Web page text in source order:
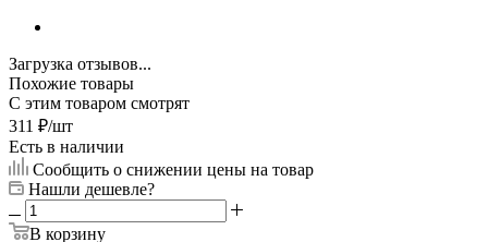
Загрузка отзывов...
Похожие товары
С этим товаром смотрят
311 ₽/шт
Есть в наличии
Сообщить о снижении цены на товар
Нашли дешевле?
В корзину